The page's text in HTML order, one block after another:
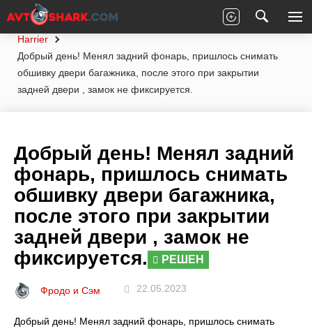
Главная Вопросы экспертам
Toyota
Harrier
Добрый день! Менял задний фонарь, пришлось снимать
обшивку двери багажника, после этого при закрытии
задней двери , замок не фиксируется.
Добрый день! Менял задний
фонарь, пришлось снимать
обшивку двери багажника,
после этого при закрытии
задней двери , замок не
фиксируется.
РЕШЕН
Фродо и Сэм 22.05.2023
Добрый день! Менял задний фонарь, пришлось снимать